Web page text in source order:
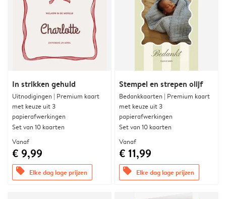
In strikken gehuld
Uitnodigingen | Premium kaart
met keuze uit 3
papierafwerkingen
Set van 10 kaarten
Vanaf
€ 9,99
offers Elke dag lage prijzen
Stempel en strepen olijf
Bedankkaarten | Premium kaart
met keuze uit 3
papierafwerkingen
Set van 10 kaarten
Vanaf
€ 11,99
offers Elke dag lage prijzen